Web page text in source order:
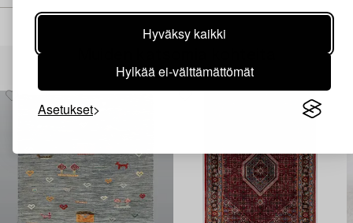
Hyväksy kaikki
Hylkää ei-välttämättömät
Asetukset